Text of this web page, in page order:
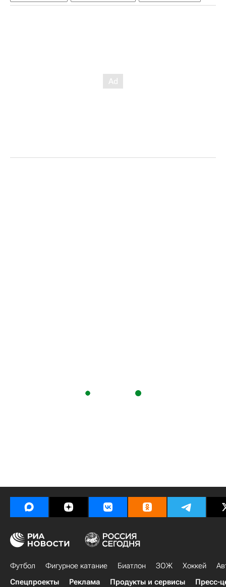
Футбол Фигурное катание Биатлон ЗОЖ Хоккей
Спецпроекты
Реклама Продукты и сервисы Пресс-